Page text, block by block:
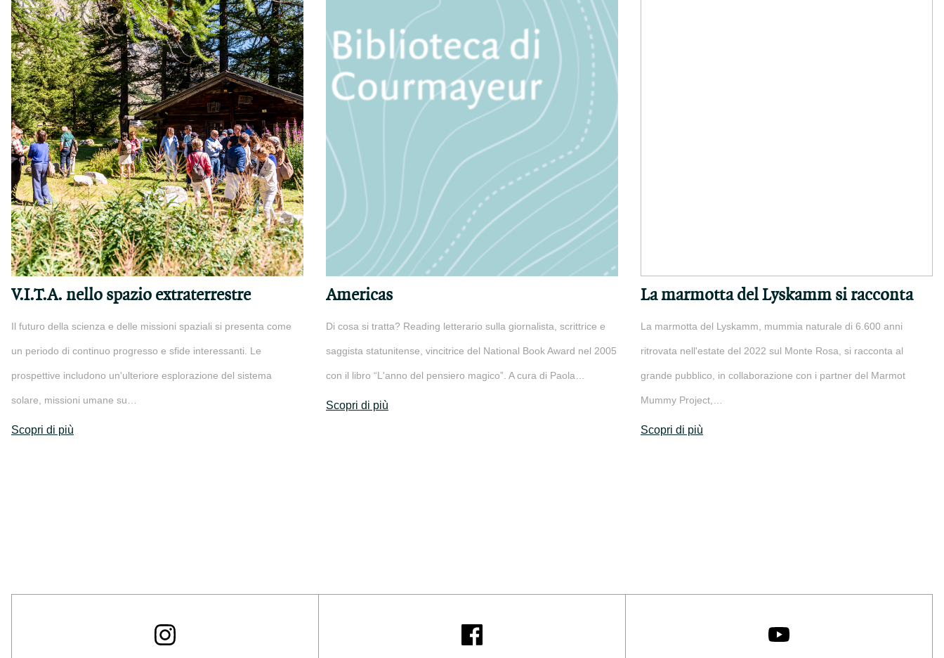
V.I.T.A. nello spazio extraterrestre
Il futuro della scienza e delle missioni spaziali si presenta come
un periodo di continuo progresso e sfide interessanti. Le
prospettive includono un'ulteriore esplorazione del sistema
solare, missioni umane su…
Scopri di più
Americas
Di cosa si tratta? Reading letterario sulla giornalista, scrittrice e
saggista statunitense, vincitrice del National Book Award nel 2005
con il libro “L'anno del pensiero magico”. A cura di Paola…
Scopri di più
La marmotta del Lyskamm si racconta
La marmotta del Lyskamm, mummia naturale di 6.600 anni
ritrovata nell'estate del 2022 sul Monte Rosa, si racconta al
grande pubblico, in collaborazione con i partner del Marmot
Mummy Project,…
Scopri di più